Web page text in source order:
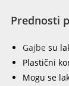
Prednosti
Gajbe su
Plastični
Mogu se